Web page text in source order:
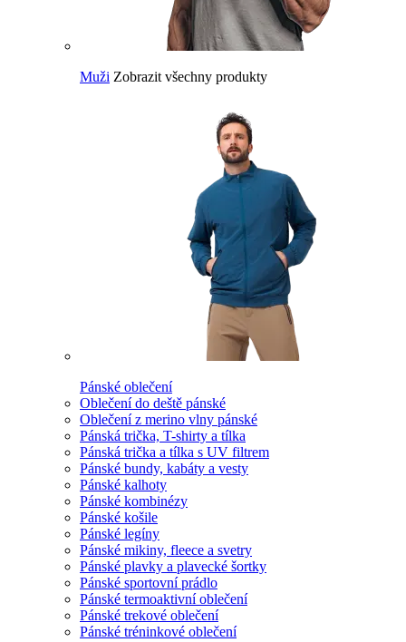
Muži Zobrazit všechny produkty
Pánské oblečení
Oblečení do deště pánské
Oblečení z merino vlny pánské
Pánská trička, T-shirty a tílka
Pánská trička a tílka s UV filtrem
Pánské bundy, kabáty a vesty
Pánské kalhoty
Pánské kombinézy
Pánské košile
Pánské legíny
Pánské mikiny, fleece a svetry
Pánské plavky a plavecké šortky
Pánské sportovní prádlo
Pánské termoaktivní oblečení
Pánské trekové oblečení
Pánské tréninkové oblečení